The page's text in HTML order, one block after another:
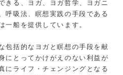
きる、ヨガ、ヨガ哲学、ヨガニ
呼吸法、瞑想実践の手段である
一船を提供しています。
包括的なヨガと瞑想の手段を献
にとってかけがえのない利益が
にライフ・チェンジングとなる